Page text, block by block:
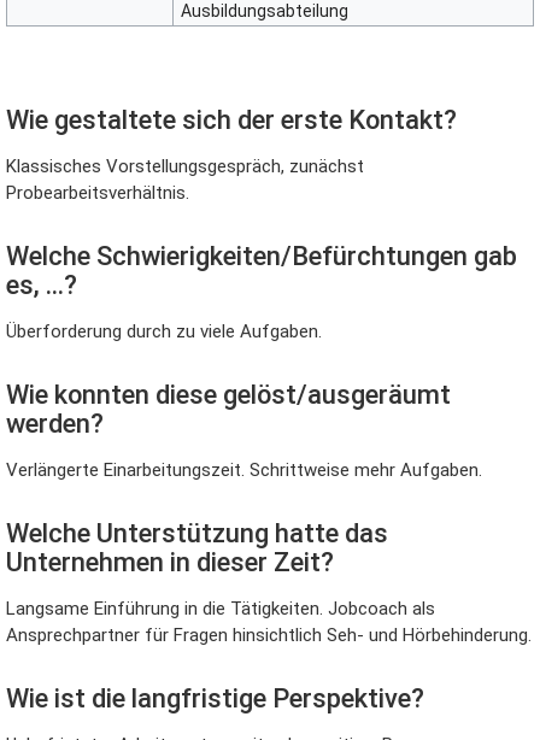
Ausbildungsabteilung
Wie gestaltete sich der erste Kontakt?
Klassisches Vorstellungsgespräch, zunächst
Probearbeitsverhältnis.
Welche Schwierigkeiten/Befürchtungen gab
es, …?
Überforderung durch zu viele Aufgaben.
Wie konnten diese gelöst/ausgeräumt
werden?
Verlängerte Einarbeitungszeit. Schrittweise mehr Aufgaben.
Welche Unterstützung hatte das
Unternehmen in dieser Zeit?
Langsame Einführung in die Tätigkeiten. Jobcoach als
Ansprechpartner für Fragen hinsichtlich Seh- und Hörbehinderung.
Wie ist die langfristige Perspektive?